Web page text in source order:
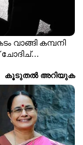
സാൽമണിൽ
ഇത്
തടയുകയും